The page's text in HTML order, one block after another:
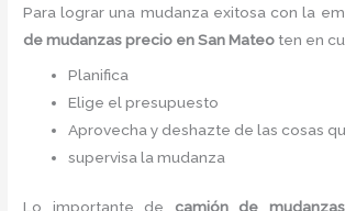
Para lograr una mudanza exitosa con la
demudanzas precio en San Mateo ten en
Planifica
Elige el presupuesto
Aprovecha y deshazte de las cosas
supervisa la mudanza
Lo importante de camión de